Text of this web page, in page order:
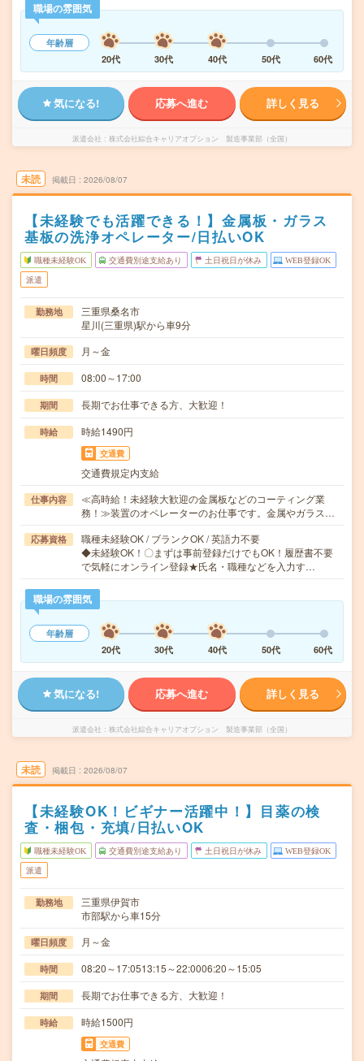
職場の雰囲気
年齢層
20代
30代 40代 50代 60代
気になる! 応募へ進む 詳しく見る
派遣会社 株式会社綜合キャリアオプション 製造事業部（全国）
未読 掲載日 2026/08/07
【未経験でも活躍できる！】金属板・ガラス
基板の洗浄オペレーター/日払いOK
職種未経験OK 交通費別途支給あり 土日祝日が休み WEB登録OK
派遣
勤務地
三重県桑名市
星川(三重県)駅から車9分
曜日頻度 月～金
時間 08:00～17:00
期間 長期でお仕事できる方、大歓迎！
時給 時給1490円
交通費
交通費規定内支給
仕事内容
≪高時給！未経験大歓迎の金属板などのコーティング業
務！≫装置のオペレーターのお仕事です。金属やガラス…
応募資格
職種未経験OK / ブランクOK / 英語力不要
◆未経験OK！〇まずは事前登録だけでもOK！履歴書不要
で気軽にオンライン登録★氏名・職種などを入力す…
職場の雰囲気
年齢層
20代
30代 40代 50代 60代
気になる! 応募へ進む 詳しく見る
派遣会社 株式会社綜合キャリアオプション 製造事業部（全国）
未読 掲載日 2026/08/07
【未経験OK！ビギナー活躍中！】目薬の検
査・梱包・充填/日払いOK
職種未経験OK 交通費別途支給あり 土日祝日が休み WEB登録OK
派遣
勤務地
三重県伊賀市
市部駅から車15分
曜日頻度 月～金
時間 08:20～17:0513:15～22:0006:20～15:05
期間 長期でお仕事できる方、大歓迎！
時給 時給1500円
交通費